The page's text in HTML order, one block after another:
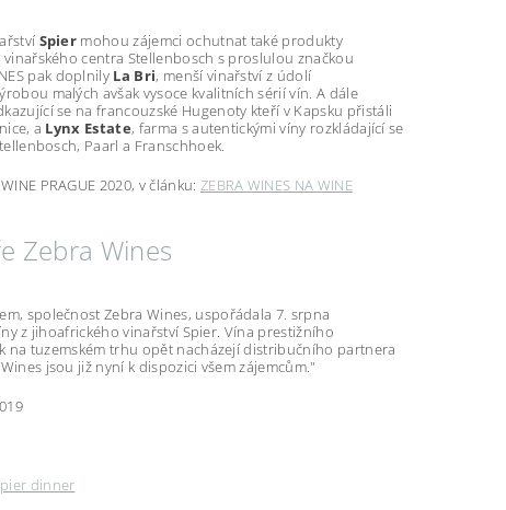
Spier mohou zájemci ochutnat také produkty
centra Stellenbosch s proslulou značkou
pak doplnily La Bri, menší vinařství z údolí
malých avšak vysoce kvalitních sérií vín. A dále
se na francouzské Hugenoty kteří v Kapsku přistáli
a Lynx Estate, farma s autentickými víny rozkládající se
Paarl a Franschhoek.
WINE PRAGUE 2020, v článku: ZEBRA WINES NA WINE
Zebra Wines
společnost Zebra Wines, uspořádala 7. srpna
z jihoafrického vinařství Spier. Vína prestižního
na tuzemském trhu opět nacházejí distribučního partnera
jsou již nyní k dispozici všem zájemcům."
dinner